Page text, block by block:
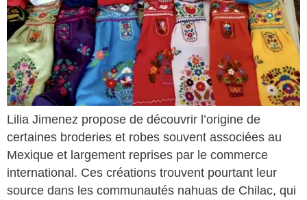
Lilia Jimenez propose de découvrir l’origine de
certaines broderies et robes souvent associées au
Mexique et largement reprises par le commerce
international. Ces créations trouvent pourtant leur
source dans les communautés nahuas de Chilac, qui